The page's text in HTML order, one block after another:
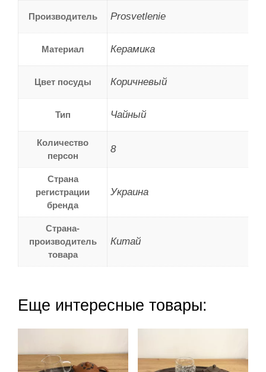
Производитель Prosvetlenie
Материал Керамика
Цвет посуды Коричневый
Тип Чайный
Количество
персон
8
Страна
регистрации
бренда
Украина
Страна-
производитель
товара
Китай
Еще интересные товары: